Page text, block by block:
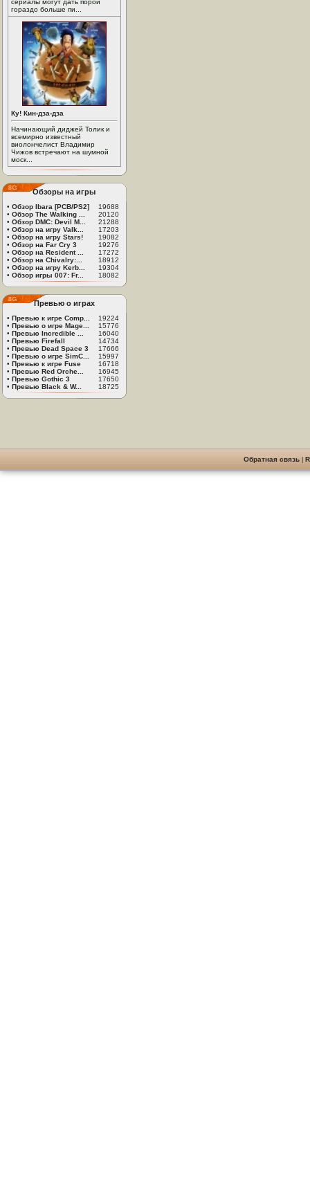
сериалы могут дать порой
гораздо больше пи...
Ку! Кин-дза-дза
Начинающий диджей Толик и
всемирно известный
виолончелист Владимир
Чижов встречают на шумной
моск...
Обзоры на игры
• Обзор Ibara [PCB/PS2]
19688
• Обзор The Walking ...
20120
• Обзор DMC: Devil M...
21288
• Обзор на игру Valk...
17203
• Обзор на игру Stars!
19082
• Обзор на Far Cry 3
19276
• Обзор на Resident ...
17272
• Обзор на Chivalry:...
18912
• Обзор на игру Kerb...
19304
• Обзор игры 007: Fr... 18082
Превью о играх
• Превью к игре Comp...
19224
• Превью о игре Mage...
15776
• Превью Incredible ...
16040
• Превью Firefall
14734
• Превью Dead Space 3
17666
• Превью о игре SimC...
15997
• Превью к игре Fuse
16718
• Превью Red Orche...
16945
• Превью Gothic 3
17650
• Превью Black & W... 18725
Обратная связь